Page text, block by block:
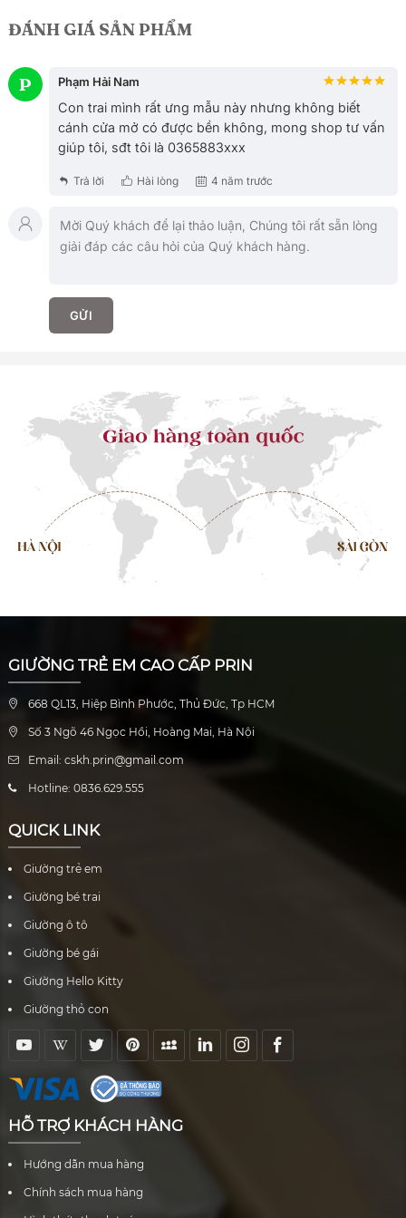
ăn, tuổi kết duyên vợ chồng, xem ngày giờ
tốt xấu, xem hướng nhà, lựa chọ
ĐÁNH GIÁ SẢN PHẨM
P Phạm Hải Nam
Con trai mình rất ưng mẫu này nhưng không biết
cánh cửa mở có được bền không, mong shop tư vấn
giúp tôi, sđt tôi là 0365883xxx
Trả lời Hài lòng 4 năm trước
GỬI
GIƯỜNG TRẺ EM CAO CẤP PRIN
668 QL13, Hiệp Bình Phước, Thủ Đức, Tp HCM
Số 3 Ngõ 46 Ngọc Hồi, Hoàng Mai, Hà Nội
Email: cskh.prin@gmail.com
Hotline: 0836.629.555
QUICK LINK
Giường trẻ em
Giường bé trai
Giường ô tô
Giường bé gái
Giường Hello Kitty
Giường thỏ con
HỖ TRỢ KHÁCH HÀNG
Hướng dẫn mua hàng
Chính sách mua hàng